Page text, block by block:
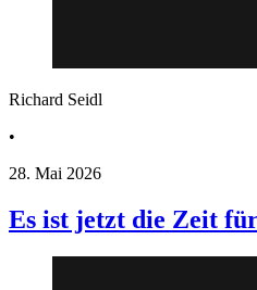
Richard Seidl
•
28. Mai 2026
Es ist jetzt die Zeit